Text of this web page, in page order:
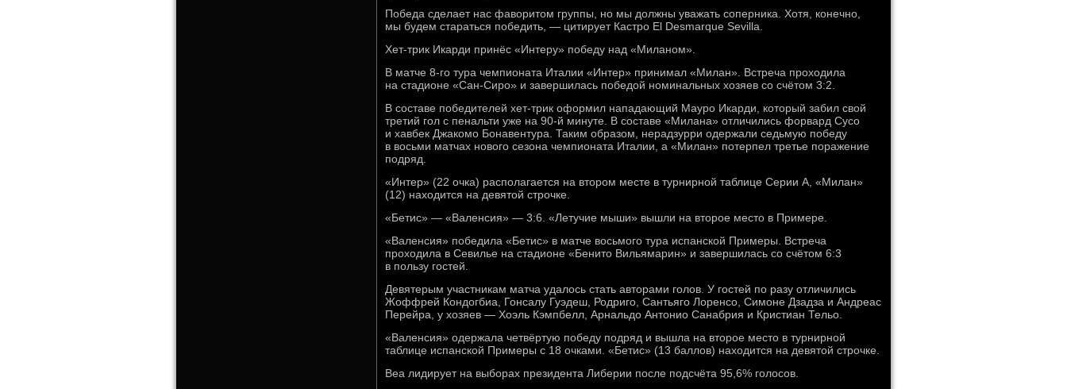
Победа сделает нас фаворитом группы, но мы должны уважать соперника. Хотя, конечно,
мы будем стараться победить, — цитирует Кастро El Desmarque Sevilla.
Хет-трик Икарди принёс «Интеру» победу над «Миланом».
В матче 8-го тура чемпионата Италии «Интер» принимал «Милан». Встреча проходила
на стадионе «Сан-Сиро» и завершилась победой номинальных хозяев со счётом 3:2.
В составе победителей хет-трик оформил нападающий Мауро Икарди, который забил свой
третий гол с пенальти уже на 90-й минуте. В составе «Милана» отличились форвард Сусо
и хавбек Джакомо Бонавентура. Таким образом, нерадзурри одержали седьмую победу
в восьми матчах нового сезона чемпионата Италии, а «Милан» потерпел третье поражение
подряд.
«Интер» (22 очка) располагается на втором месте в турнирной таблице Серии А, «Милан»
(12) находится на девятой строчке.
«Бетис» — «Валенсия» — 3:6. «Летучие мыши» вышли на второе место в Примере.
«Валенсия» победила «Бетис» в матче восьмого тура испанской Примеры. Встреча
проходила в Севилье на стадионе «Бенито Вильямарин» и завершилась со счётом 6:3
в пользу гостей.
Девятерым участникам матча удалось стать авторами голов. У гостей по разу отличились
Жоффрей Кондогбиа, Гонсалу Гуэдеш, Родриго, Сантьяго Лоренсо, Симоне Дзадза и Андреас
Перейра, у хозяев — Хоэль Кэмпбелл, Арнальдо Антонио Санабрия и Кристиан Тельо.
«Валенсия» одержала четвёртую победу подряд и вышла на второе место в турнирной
таблице испанской Примеры с 18 очками. «Бетис» (13 баллов) находится на девятой строчке.
Веа лидирует на выборах президента Либерии после подсчёта 95,6% голосов.